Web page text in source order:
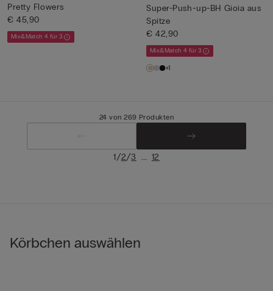
Pretty Flowers
€ 45,90
Mix&Match 4 für 3
Super-Push-up-BH Gioia aus
Spitze
€ 42,90
Mix&Match 4 für 3
+1
24 von 269 Produkten
1/2/3 ... 12
Körbchen auswählen